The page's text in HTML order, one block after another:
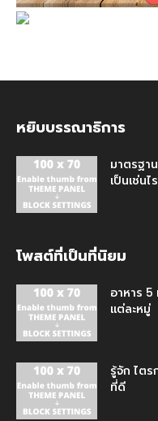
หยิบบรรณาธิการ
มาตรฐา
เป็นเช่นไร
โพสต์ที่เป็นที่นิยม
อาหาร 5
แต่ละหมู่
รู้จัก ไตร
ที่ดี